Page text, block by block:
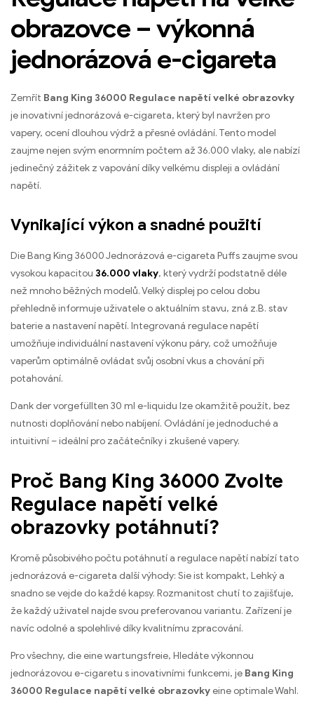
obrazovce – výkonná
jednorázová e-cigareta
Zemřít Bang King 36000 Regulace napětí velké obrazovky
je inovativní jednorázová e-cigareta, který byl navržen pro
vapery, ocení dlouhou výdrž a přesné ovládání. Tento model
zaujme nejen svým enormním počtem až 36.000 vlaky, ale nabízí
jedinečný zážitek z vapování díky velkému displeji a ovládání
napětí.
Vynikající výkon a snadné použití
Die Bang King 36000 Jednorázová e-cigareta Puffs zaujme svou
vysokou kapacitou 36.000 vlaky, který vydrží podstatně déle
než mnoho běžných modelů. Velký displej po celou dobu
přehledně informuje uživatele o aktuálním stavu, zná z.B. stav
baterie a nastavení napětí. Integrovaná regulace napětí
umožňuje individuální nastavení výkonu páry, což umožňuje
vaperům optimálně ovládat svůj osobní vkus a chování při
potahování.
Dank der vorgefüllten 30 ml e-liquidu lze okamžitě použít, bez
nutnosti doplňování nebo nabíjení. Ovládání je jednoduché a
intuitivní – ideální pro začátečníky i zkušené vapery.
Proč Bang King 36000 Zvolte
Regulace napětí velké
obrazovky potáhnutí?
Kromě působivého počtu potáhnutí a regulace napětí nabízí tato
jednorázová e-cigareta další výhody: Sie ist kompakt, Lehký a
snadno se vejde do každé kapsy. Rozmanitost chutí to zajišťuje,
že každý uživatel najde svou preferovanou variantu. Zařízení je
navíc odolné a spolehlivé díky kvalitnímu zpracování.
Pro všechny, die eine wartungsfreie, Hledáte výkonnou
jednorázovou e-cigaretu s inovativními funkcemi, je Bang King
36000 Regulace napětí velké obrazovky eine optimale Wahl.